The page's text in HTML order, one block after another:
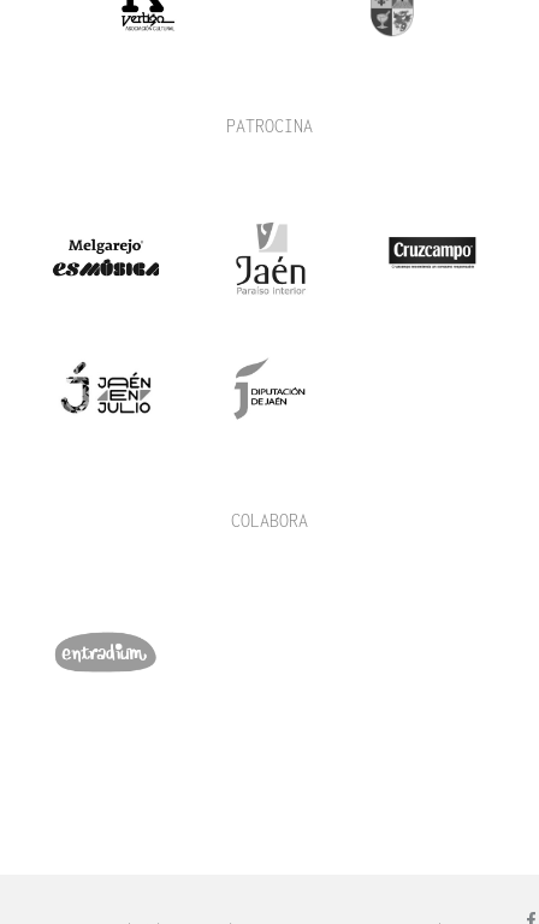
PATROCINA
COLABORA